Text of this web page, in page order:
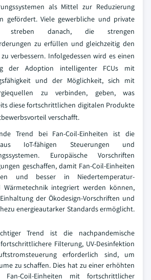
als Mittel zur Reduzierung
gefördert. Viele gewerbliche und private
streben danach, die strengen
zu erfüllen und gleichzeitig den
verbessern. Infolgedessen wird es einen
der Adoption intelligenter FCUs mit
und der Möglichkeit, sich mit
zu verbinden, geben, was
diese fortschrittlichen digitalen Produkte
verschafft.
Trend bei Fan-Coil-Einheiten ist die
IoT-fähigen Steuerungen und
Europäische Vorschriften
geschaffen, damit Fan-Coil-Einheiten
und besser in Niedertemperatur-
Wärmetechnik integriert werden können,
der Ökodesign-Vorschriften und
energieautarker Standards ermöglicht.
Trend ist die nachpandemische
Filterung, UV-Desinfektion
erforderlich sind, um
zu schaffen. Dies hat zu einer erhöhten
Fan-Coil-Einheiten mit fortschrittlicher